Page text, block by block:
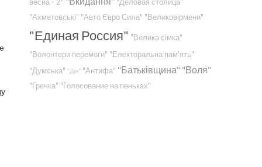
весна - 2"
"Деловая столица"
"Ахметовські" "Авто Євро Сила" "Великовірмени"
"Единая Россия" "Велика сімка"
"Волонтери перемоги" "Електоральна пам'ять"
"Думська" "Дія" "Антифа" "Батьківщина" "Воля"
"Гречка" "Голосование на пеньках"